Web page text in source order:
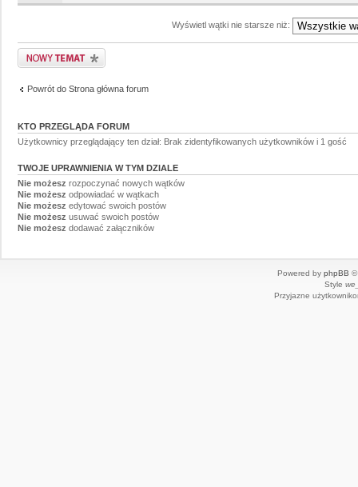
Wyświetl wątki nie starsze niż:
Powrót do Strona główna forum
KTO PRZEGLĄDA FORUM
Użytkownicy przeglądający ten dział: Brak zidentyfikowanych użytkowników i 1 gość
TWOJE UPRAWNIENIA W TYM DZIALE
Nie możesz rozpoczynać nowych wątków
Nie możesz odpowiadać w wątkach
Nie możesz edytować swoich postów
Nie możesz usuwać swoich postów
Nie możesz dodawać załączników
Powered by phpBB ©
Style
Przyjazne